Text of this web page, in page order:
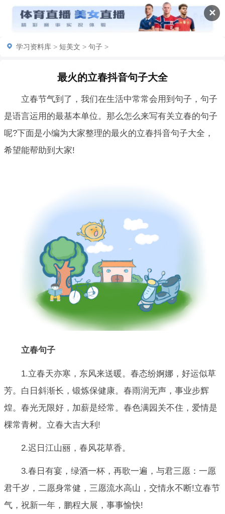
✕
学习资料库 > 短美文 > 句子 >
最火的立春抖音句子大全
立春节气到了，我们在生活中常常会用到句子，句子
是语言运用的最基本单位。那么怎么来写有关立春的句子
呢?下面是小编为大家整理的最火的立春抖音句子大全，
希望能帮助到大家!
立春句子
1.立春天亦寒，东风来送暖。春态纷婀娜，好运似草
芳。白日斜渐长，锻炼保健康。春雨润无声，事业步辉
煌。春光无限好，加薪是经常。春色满园关不住，爱情是
棵常青树。立春大吉大利!
2.迟日江山丽，春风花草香。
3.春日有宴，绿酒一杯，再歌一遍，与君三愿：一愿
君千岁，二愿身常健，三愿流水高山，交情永不断!立春节
气，祝新一年，鹏程大展，事事愉快!